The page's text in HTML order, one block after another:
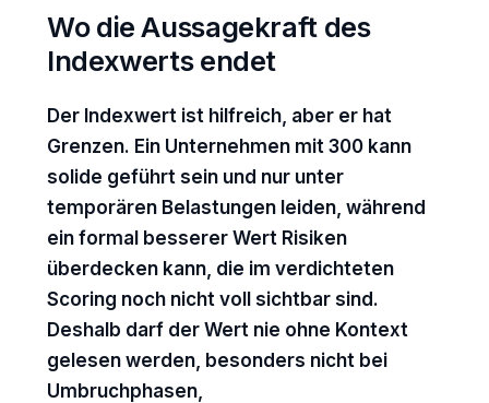
Wo die Aussagekraft des
Indexwerts endet
Der Indexwert ist hilfreich, aber er hat
Grenzen. Ein Unternehmen mit 300 kann
solide geführt sein und nur unter
temporären Belastungen leiden, während
ein formal besserer Wert Risiken
überdecken kann, die im verdichteten
Scoring noch nicht voll sichtbar sind.
Deshalb darf der Wert nie ohne Kontext
gelesen werden, besonders nicht bei
Umbruchphasen,